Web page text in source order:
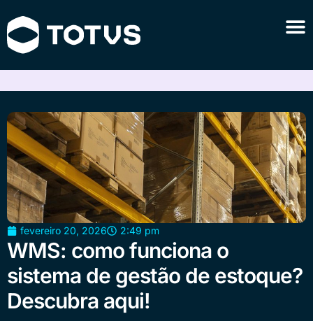
fevereiro 20, 2026 2:49 pm
WMS: como funciona o
sistema de gestão de estoque?
Descubra aqui!